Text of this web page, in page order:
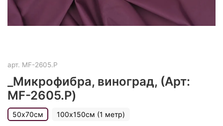
арт. MF-2605.P
_Микрофибра, виноград, (Арт:
MF-2605.P)
50х70см 100х150см (1 метр)